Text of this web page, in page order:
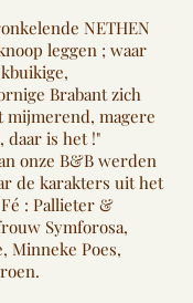
NETHEN
leggen ; waar
Brabant zich
mijmerend, magere
daar is het !"
onze B&B werden
de karakters uit het
: Pallieter &
Symforosa,
Minneke Poes,